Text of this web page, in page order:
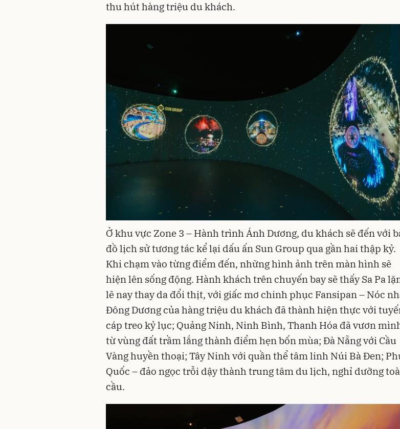
thu hút hàng triệu du khách.
Ở khu vực Zone 3 – Hành trình Ánh Dương, du khách sẽ đến với
đồ lịch sử tương tác kể lại dấu ấn Sun Group qua gần hai thập kỷ.
Khi chạm vào từng điểm đến, những hình ảnh trên màn hình sẽ
hiện lên sống động. Hành khách trên chuyến bay sẽ thấy Sa Pa
lẽ nay thay da đổi thịt, với giấc mơ chinh phục Fansipan – Nóc
Đông Dương của hàng triệu du khách đã thành hiện thực với
cáp treo kỷ lục; Quảng Ninh, Ninh Bình, Thanh Hóa đã vươn
từ vùng đất trầm lắng thành điểm hẹn bốn mùa; Đà Nẵng với Cầu
Vàng huyền thoại; Tây Ninh với quần thể tâm linh Núi Bà Đen;
Quốc – đảo ngọc trỗi dậy thành trung tâm du lịch, nghỉ dưỡng
cầu.